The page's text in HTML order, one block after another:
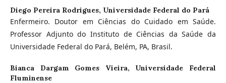
Diego Pereira Rodrigues, Universidade Federal do Pará
Enfermeiro. Doutor em Ciências do Cuidado em Saúde.
Professor Adjunto do Instituto de Ciências da Saúde da
Universidade Federal do Pará, Belém, PA, Brasil.
Bianca Dargam Gomes Vieira, Universidade Federal
Fluminense